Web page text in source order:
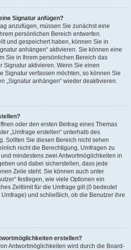
Signatur anfügen?
anzufügen, müssen Sie zunächst eine
persönlichen Bereich entwerfen.
und gespeichert haben, können Sie in
anhängen“ aktivieren. Sie können eine
Sie in Ihrem persönlichen Bereich das
Signatur aktivieren. Wenn Sie einen
Signatur verfassen möchten, so können Sie
„Signatur anhängen“ wieder deaktivieren.
oder den ersten Beitrag eines Themas
„Umfrage erstellen“ unterhalb des
Sollten Sie diesen Bereich nicht sehen
nicht die Berechtigung, Umfragen zu
mindestens zwei Antwortmöglichkeiten in
und dabei sicherstellen, dass jede
Zeile steht. Sie können auch unter
festlegen, wie viele Optionen ein
Zeitlimit für die Umfrage gilt (0 bedeutet
und schließlich, ob die Benutzer ihre
erstellen?
Antwortmöglichkeiten wird durch die Board-